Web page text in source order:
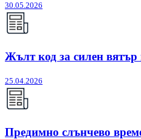
30.05.2026
Жълт код за силен вятър
25.04.2026
Предимно слънчево